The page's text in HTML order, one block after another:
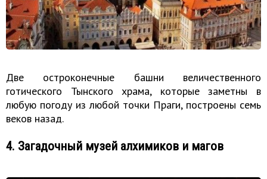
Две остроконечные башни величественного
готического Тынского храма, которые заметны в
любую погоду из любой точки Праги, построены семь
веков назад.
4. Загадочный музей алхимиков и магов